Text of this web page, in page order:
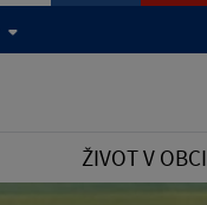
ŽIVOT V OBCI